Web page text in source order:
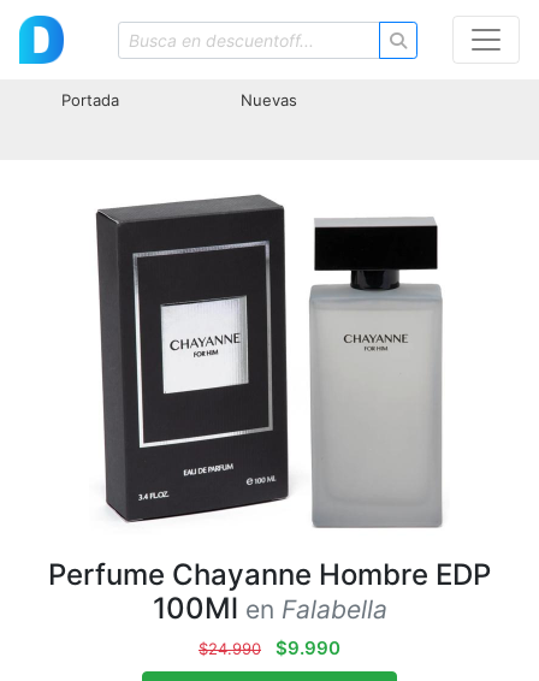
Portada Nuevas
Perfume Chayanne Hombre EDP
100Ml en Falabella
$24.990 $9.990